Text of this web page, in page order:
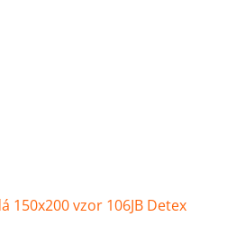
150x200 vzor 106JB Detex